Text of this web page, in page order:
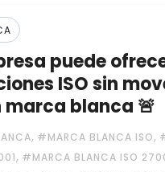
puede
ISO sin
marca blanca 🚨
, #MARCA BLANCA ISO,
, #MARCA BLANCA ISO